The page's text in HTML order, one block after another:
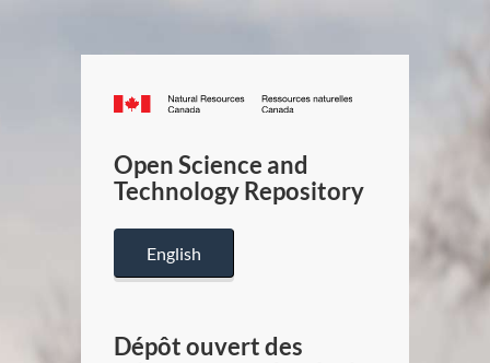
Canada.ca
/
Canada
Open Science and
Technology Repository
English
Dépôt ouvert des